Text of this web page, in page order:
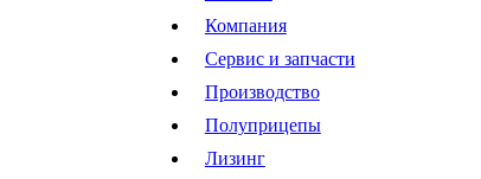
Компания
Сервис и запчасти
Производство
Полуприцепы
Лизинг